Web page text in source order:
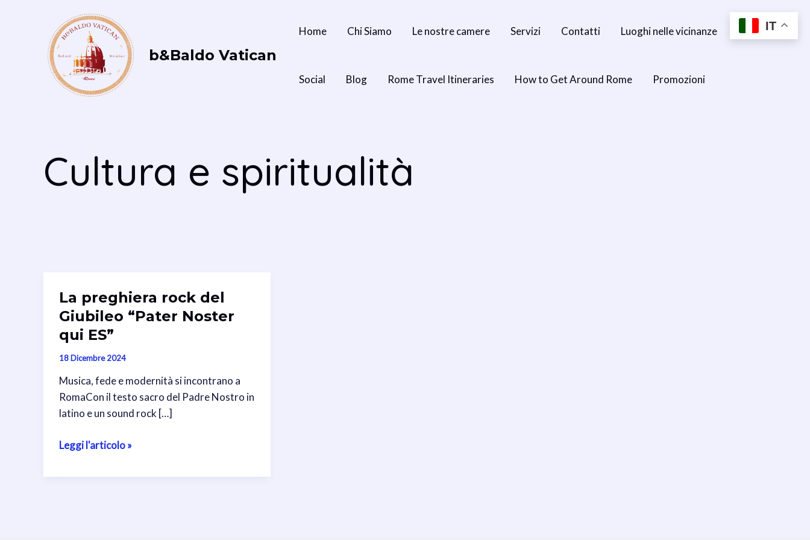
b&Baldo Vatican
Home Chi Siamo Le nostre camere Servizi Contatti Luoghi nelle vicinanze
Social Blog Rome Travel Itineraries How to Get Around Rome Promozioni
Cultura e spiritualità
La preghiera rock del
Giubileo “Pater Noster
qui ES”
18 Dicembre 2024
Musica, fede e modernità si incontrano a
RomaCon il testo sacro del Padre Nostro in
latino e un sound rock […]
La
Leggi l'articolo »
IT